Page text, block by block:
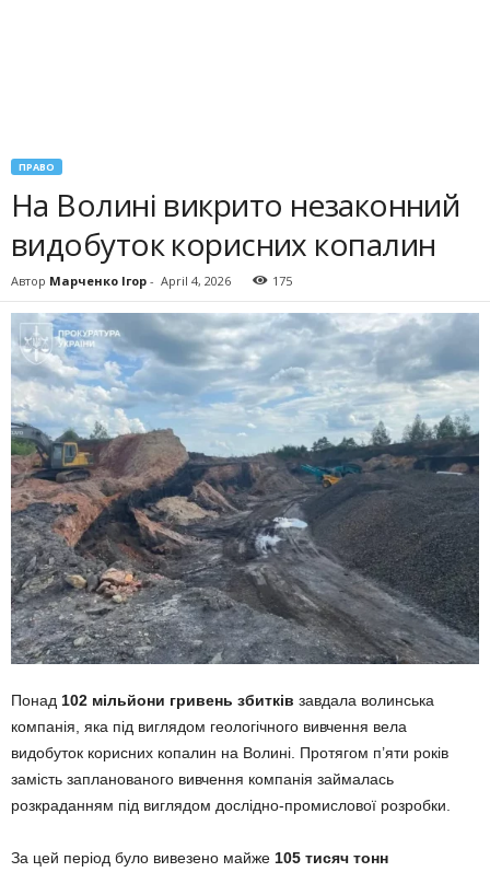
ПРАВО
На Волині викрито незаконний
видобуток корисних копалин
Автор Марченко Ігор - April 4, 2026 175
Понад 102 мільйони гривень збитків завдала волинська
компанія, яка під виглядом геологічного вивчення вела
видобуток корисних копалин на Волині. Протягом п’яти років
замість запланованого вивчення компанія займалась
розкраданням під виглядом дослідно-промислової розробки.
За цей період було вивезено майже 105 тисяч тонн